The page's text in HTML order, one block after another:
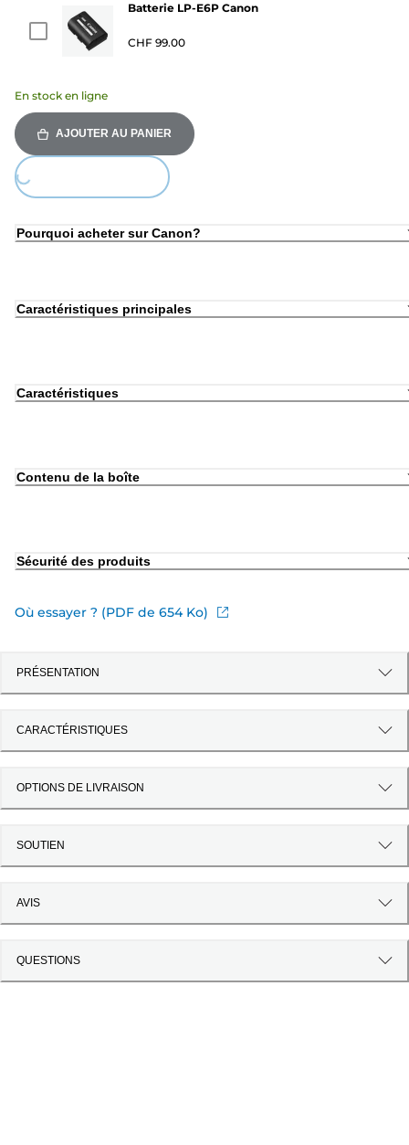
Batterie LP-E6P Canon
CHF 99.00
En stock en ligne
AJOUTER AU PANIER
Pourquoi acheter sur Canon?
Caractéristiques principales
Caractéristiques
Contenu de la boîte
Sécurité des produits
Où essayer ? (PDF de 654 Ko)
PRÉSENTATION
CARACTÉRISTIQUES
OPTIONS DE LIVRAISON
SOUTIEN
AVIS
QUESTIONS